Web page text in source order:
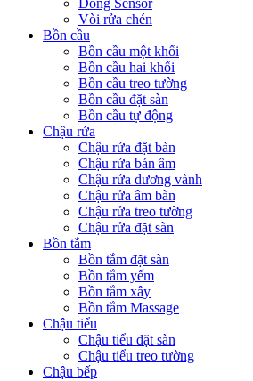
Dòng Sensor
Vòi rửa chén
Bồn cầu
Bồn cầu một khối
Bồn cầu hai khối
Bồn cầu treo tường
Bồn cầu đặt sàn
Bồn cầu tự động
Chậu rửa
Chậu rửa đặt bàn
Chậu rửa bán âm
Chậu rửa dương vành
Chậu rửa âm bàn
Chậu rửa treo tường
Chậu rửa đặt sàn
Bồn tắm
Bồn tắm đặt sàn
Bồn tắm yếm
Bồn tắm xây
Bồn tắm Massage
Chậu tiểu
Chậu tiểu đặt sàn
Chậu tiểu treo tường
Chậu bếp